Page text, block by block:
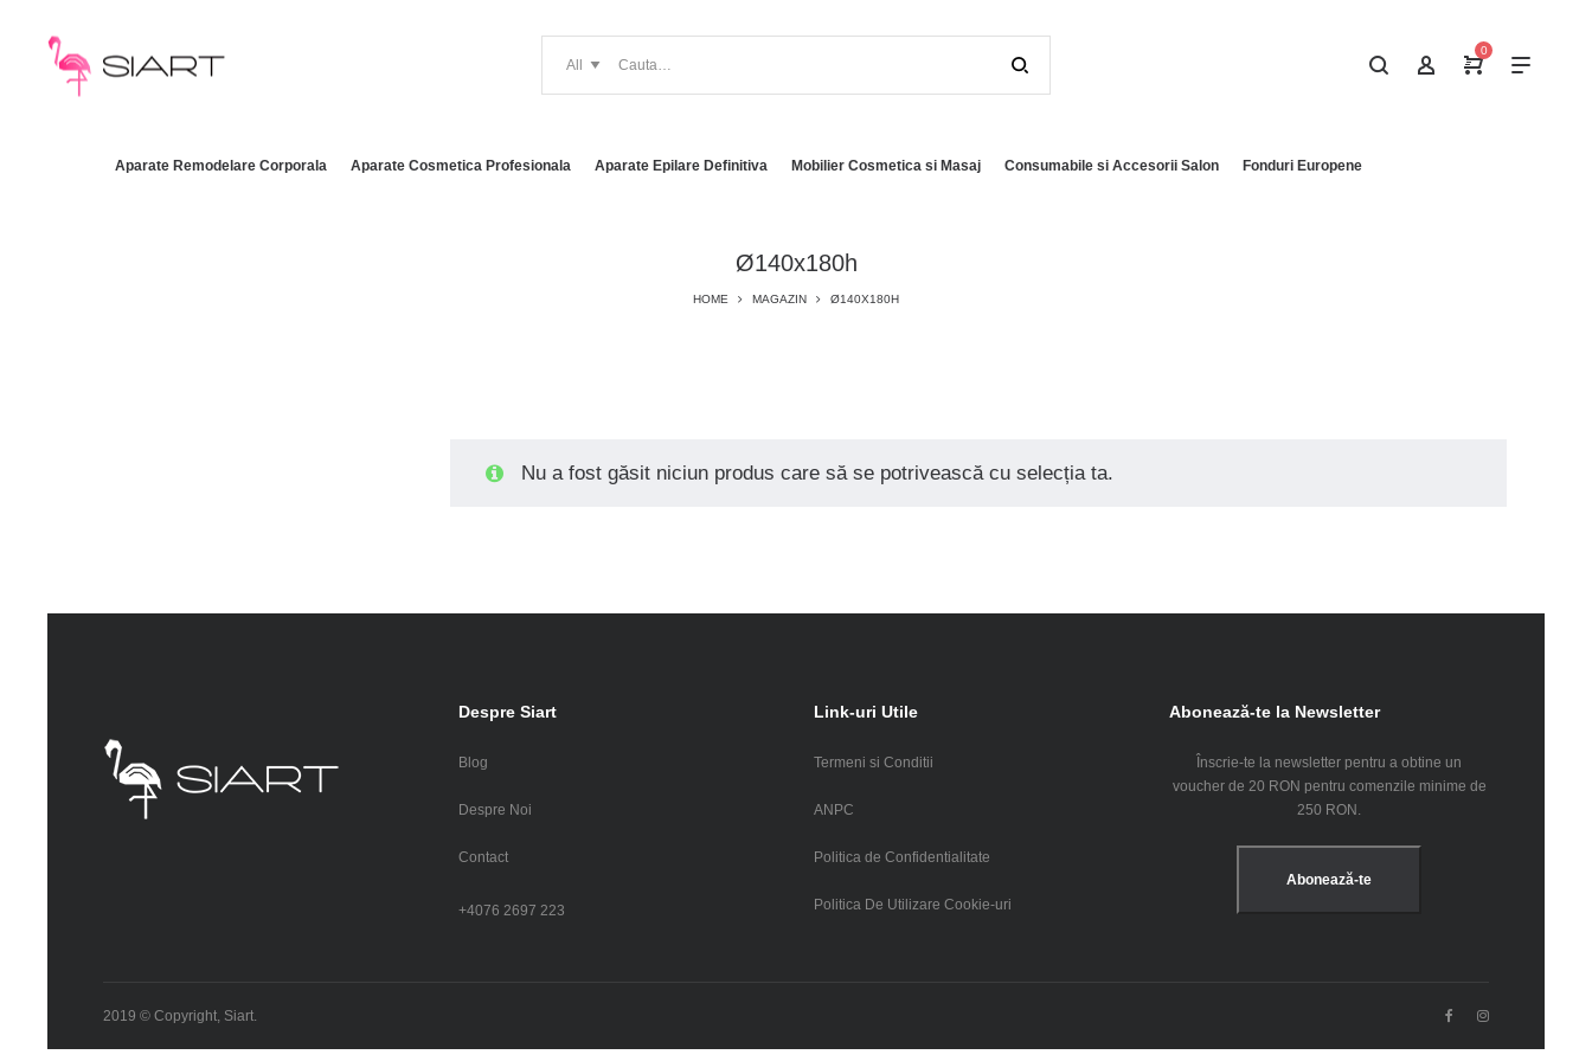
0
Aparate Remodelare Corporala Aparate Cosmetica Profesionala Aparate Epilare Definitiva Mobilier Cosmetica si Masaj Consumabile si Accesorii Salon Fonduri Europene
Ø140x180h
HOME MAGAZIN Ø140X180H
Nu a fost găsit niciun produs care să se potrivească cu selecția ta.
Despre Siart
Blog
Despre Noi
Contact
+4076 2697 223
Link-uri Utile
Termeni si Conditii
ANPC
Politica de Confidentialitate
Politica De Utilizare Cookie-uri
Abonează-te la Newsletter
Înscrie-te la newsletter pentru a obtine un
voucher de 20 RON pentru comenzile minime de
250 RON.
Abonează-te
2019 © Copyright, Siart.